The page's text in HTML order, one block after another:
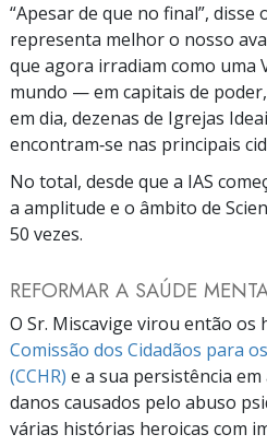
“Apesar de que no final”, disse
representa melhor o nosso
que agora irradiam como uma
mundo — em capitais de
em dia, dezenas de Igrejas
encontram‑se nas principais
No total, desde que a IAS
a amplitude e o âmbito de
50 vezes.
REFORMAR A SAÚDE
O Sr. Miscavige virou então os
Comissão dos Cidadãos para
(CCHR) e a sua persistência
danos causados pelo abuso
várias histórias heroicas com